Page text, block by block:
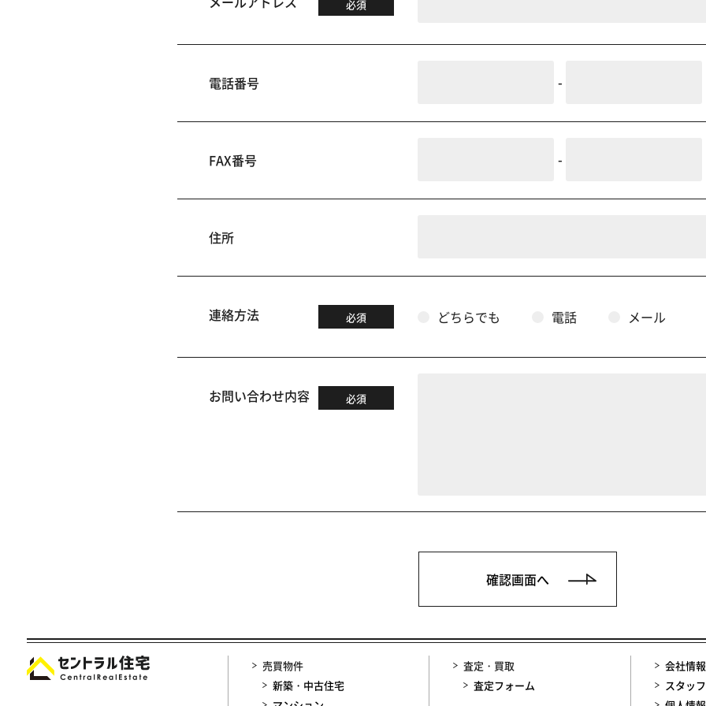
必須
電話番号 -
FAX番号 -
住所
連絡方法 必須 どちらでも 電話 メール
お問い合わせ内容 必須
売買物件
新築・中古住宅
査定・買取
査定フォーム
会社情報
スタッ